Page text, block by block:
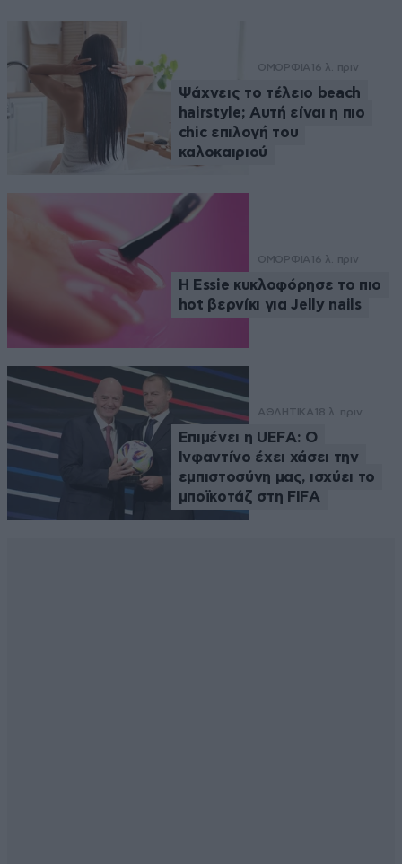
ΟΜΟΡΦΙΑ 16 λ. πριν
Ψάχνεις το τέλειο beach
hairstyle; Αυτή είναι η πιο
chic επιλογή του
καλοκαιριού
ΟΜΟΡΦΙΑ 16 λ. πριν
Η Essie κυκλοφόρησε το πιο
hot βερνίκι για Jelly nails
ΑΘΛΗΤΙΚΑ 18 λ. πριν
Επιμένει η UEFA: Ο
Ινφαντίνο έχει χάσει την
εμπιστοσύνη μας, ισχύει το
μποϊκοτάζ στη FIFA